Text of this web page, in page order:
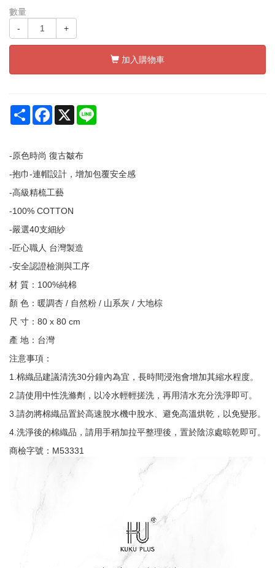
數量
-
+
加入購物車
Share Facebook
X
-原色時尚 復古皺布
-抱巾-連帽設計，增加包覆安全感
-高級精梳工藝
-100% COTTON
-嚴選40支細紗
-匠心職人 台灣製造
-安全認證檢測與工序
材 質：100%純棉
顏 色：暖調杏 / 自然粉 / 山系灰 / 大地棕
尺 寸：80 x 80 cm
產 地：台灣
注意事項：
1.棉織品建議清洗30分鐘內為宜，長時間浸泡會增加其縮水程度。
2.請使用中性洗滌劑，以冷水輕輕搓洗，再用清水充分洗淨即可。
3.請勿將棉織品置於高速脫水機中脫水、避免高溫烘乾，以免變形。
4.洗淨後的棉織品，請用手稍加拉平整理後，置於陰涼處晾乾即可。
商檢字號：M53331